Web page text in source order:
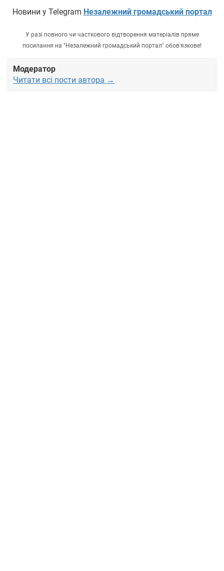
Новини у Telegram Незалежний громадський портал
У разі повного чи часткового відтворення матеріалів пряме
посилання на "Незалежний громадський портал" обов'язкове!
Модератор
Читати всі пости автора →